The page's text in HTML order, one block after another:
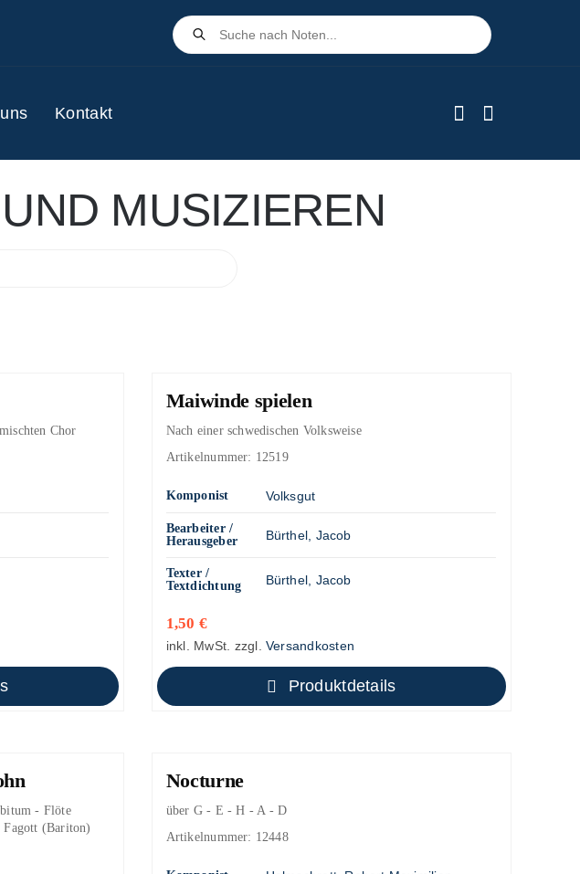
Products
search
Kontakt
MUSIZIEREN
Chor
Maiwinde spielen
Nach einer schwedischen Volksweise
Artikelnummer: 12519
Komponist Volksgut
Bearbeiter /
Herausgeber
Bürthel, Jacob
Texter /
Textdichtung
Bürthel, Jacob
1,50 €
inkl. MwSt. zzgl. Versandkosten
Produktdetails
- Flöte
(Bariton)
Nocturne
über G - E - H - A - D
Artikelnummer: 12448